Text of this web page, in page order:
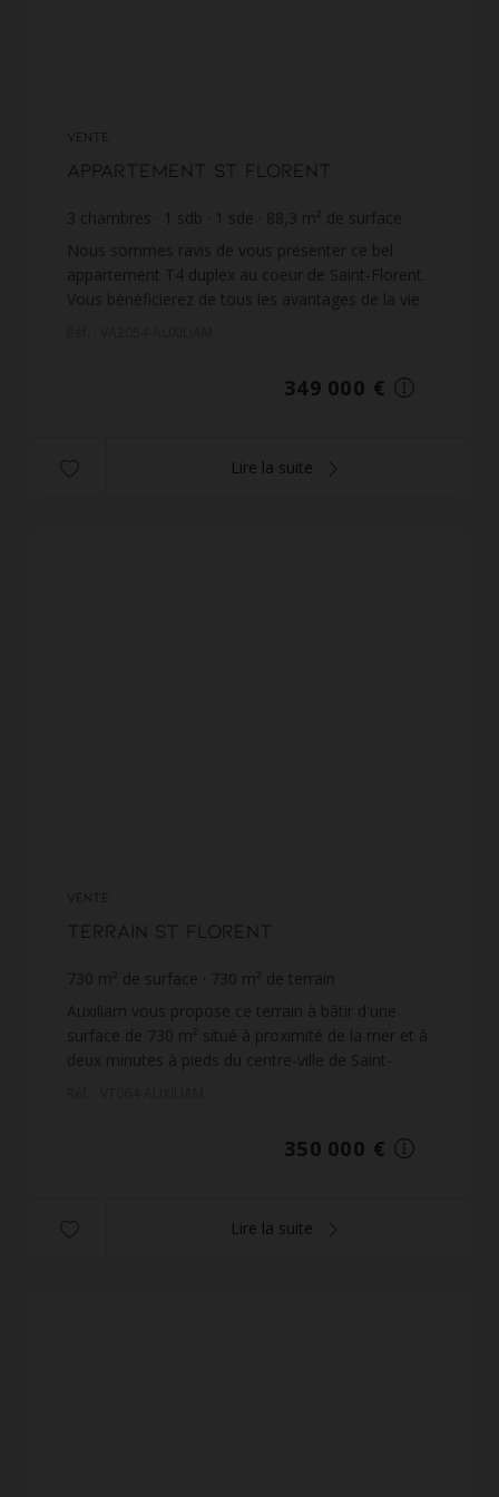
VENTE
Appartement St Florent
3 chambres 1 sdb 1 sde 88,3 m² de surface
Nous sommes ravis de vous présenter ce bel
appartement T4 duplex au coeur de Saint-Florent.
Vous bénéficierez de tous les avantages de la vie
349 000 €
Lire la suite
VENTE
Terrain St Florent
730 m² de surface 730 m² de terrain
479,45 €
Auxiliam vous propose ce terrain à bâtir d'une
surface de 730 m² situé à proximité de la mer et à
deux minutes à pieds du centre-ville de Saint-
350 000 €
Lire la suite